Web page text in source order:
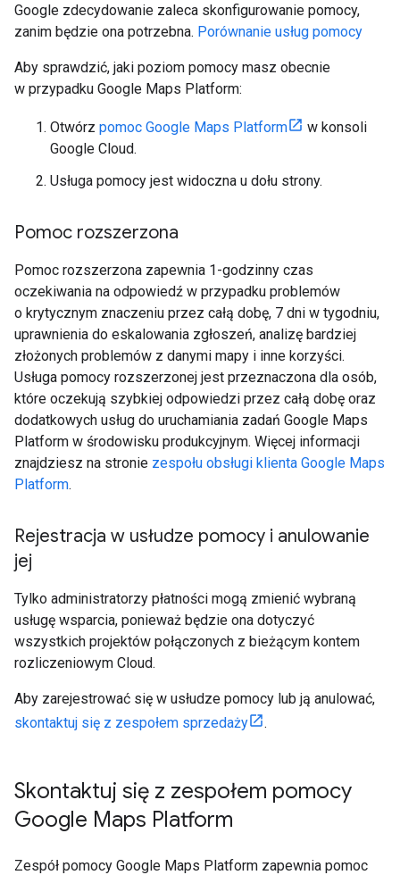
Google zdecydowanie zaleca skonfigurowanie pomocy,
zanim będzie ona potrzebna. Porównanie usług pomocy
Aby sprawdzić, jaki poziom pomocy masz obecnie
w przypadku Google Maps Platform:
Otwórz pomoc Google Maps Platform
w konsoli
Google Cloud.
Usługa pomocy jest widoczna u dołu strony.
Pomoc rozszerzona
Pomoc rozszerzona zapewnia 1-godzinny czas
oczekiwania na odpowiedź w przypadku problemów
o krytycznym znaczeniu przez całą dobę, 7 dni w tygodniu,
uprawnienia do eskalowania zgłoszeń, analizę bardziej
złożonych problemów z danymi mapy i inne korzyści.
Usługa pomocy rozszerzonej jest przeznaczona dla osób,
które oczekują szybkiej odpowiedzi przez całą dobę oraz
dodatkowych usług do uruchamiania zadań Google Maps
Platform w środowisku produkcyjnym. Więcej informacji
znajdziesz na stronie zespołu obsługi klienta Google Maps
Platform.
Rejestracja w usłudze pomocy i anulowanie
jej
Tylko administratorzy płatności mogą zmienić wybraną
usługę wsparcia, ponieważ będzie ona dotyczyć
wszystkich projektów połączonych z bieżącym kontem
rozliczeniowym Cloud.
Aby zarejestrować się w usłudze pomocy lub ją anulować,
skontaktuj się z zespołem sprzedaży
.
Skontaktuj się z zespołem pomocy
Google Maps Platform
Zespół pomocy Google Maps Platform zapewnia pomoc